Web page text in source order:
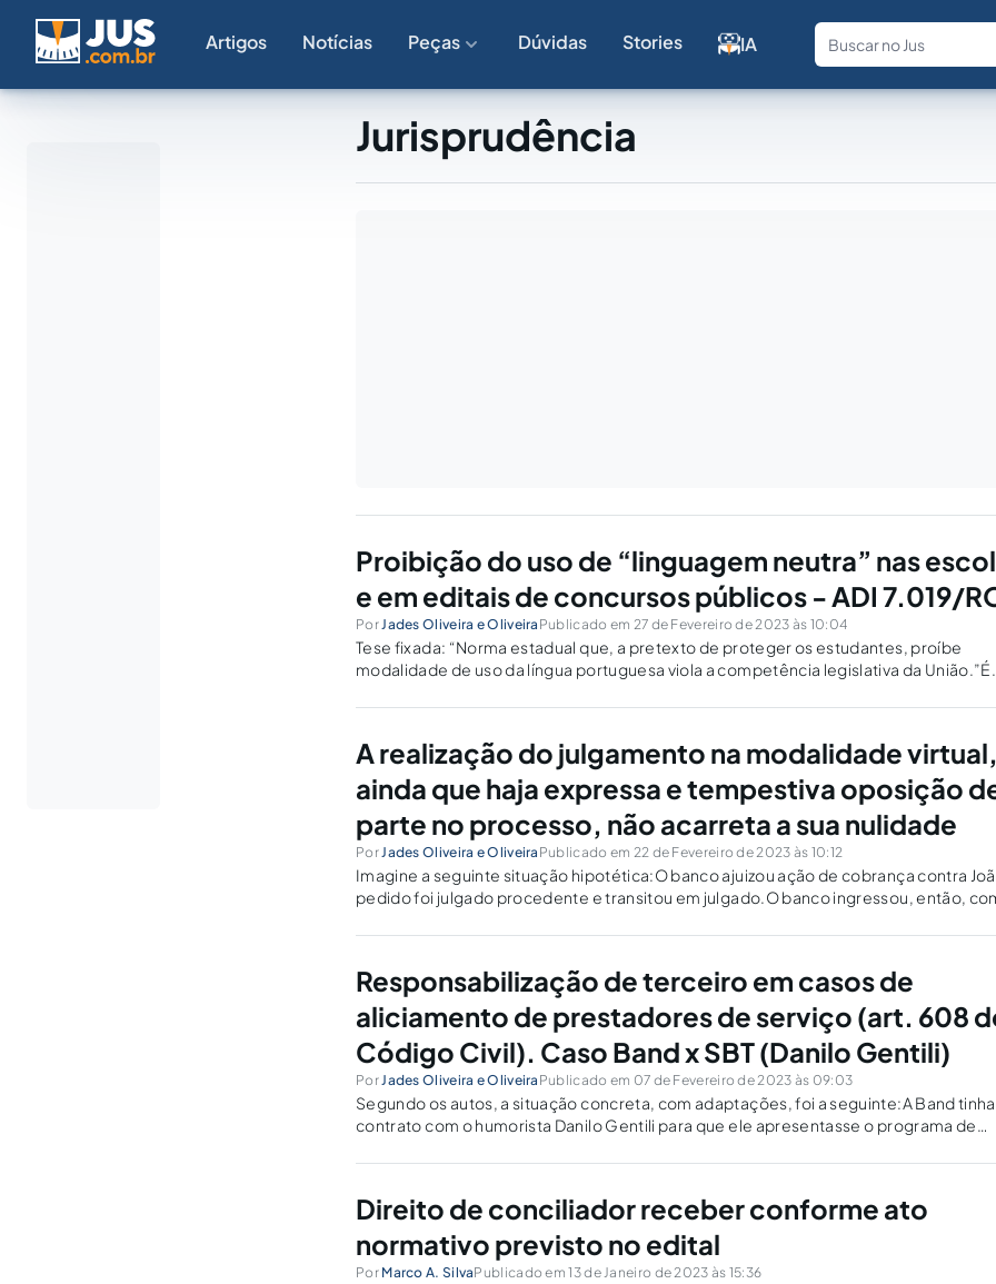
Artigos Notícias Peças Dúvidas Stories IA
Fale com
Jurisprudência
Proibição do uso de “linguagem neutra” nas
e em editais de concursos públicos - ADI 7.019/
PorJades Oliveira e Oliveira Publicado em 27 de Fevereiro de 2023 às 10:04
Tese fixada: “Norma estadual que, a pretexto de proteger os estudantes, proíbe
modalidade de uso da língua portuguesa viola a competência legislativa da União.”É
diretrizes e bases da...
A realização do julgamento na modalidade
ainda que haja expressa e tempestiva oposição
parte no processo, não acarreta a sua nulidade
PorJades Oliveira e Oliveira Publicado em 22 de Fevereiro de 2023 às 10:12
Imagine a seguinte situação hipotética:O banco ajuizou ação de cobrança contra
pedido foi julgado procedente e transitou em julgado.O banco ingressou, então,
valores que estavam...
Responsabilização de terceiro em casos de
aliciamento de prestadores de serviço (art. 608
Código Civil). Caso Band x SBT (Danilo Gentili)
PorJades Oliveira e Oliveira Publicado em 07 de Fevereiro de 2023 às 09:03
Segundo os autos, a situação concreta, com adaptações, foi a seguinte:A Band
contrato com o humorista Danilo Gentili para que ele apresentasse o programa de
Direito de conciliador receber conforme ato
normativo previsto no edital
Por Marco A. SilvaPublicado em 13 de Janeiro de 2023 às 15:36